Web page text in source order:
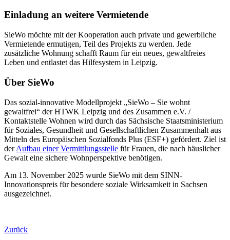
Einladung an weitere Vermietende
SieWo möchte mit der Kooperation auch private und gewerbliche
Vermietende ermutigen, Teil des Projekts zu werden. Jede
zusätzliche Wohnung schafft Raum für ein neues, gewaltfreies
Leben und entlastet das Hilfesystem in Leipzig.
Über SieWo
Das sozial-innovative Modellprojekt „SieWo – Sie wohnt
gewaltfrei“ der HTWK Leipzig und des Zusammen e.V. /
Kontaktstelle Wohnen wird durch das Sächsische Staatsministerium
für Soziales, Gesundheit und Gesellschaftlichen Zusammenhalt aus
Mitteln des Europäischen Sozialfonds Plus (ESF+) gefördert. Ziel ist
derAufbau einer Vermittlungsstelle für Frauen, die nach häuslicher
Gewalt eine sichere Wohnperspektive benötigen.
Am 13. November 2025 wurde SieWo mit dem SINN-
Innovationspreis für besondere soziale Wirksamkeit in Sachsen
ausgezeichnet.
Zurück